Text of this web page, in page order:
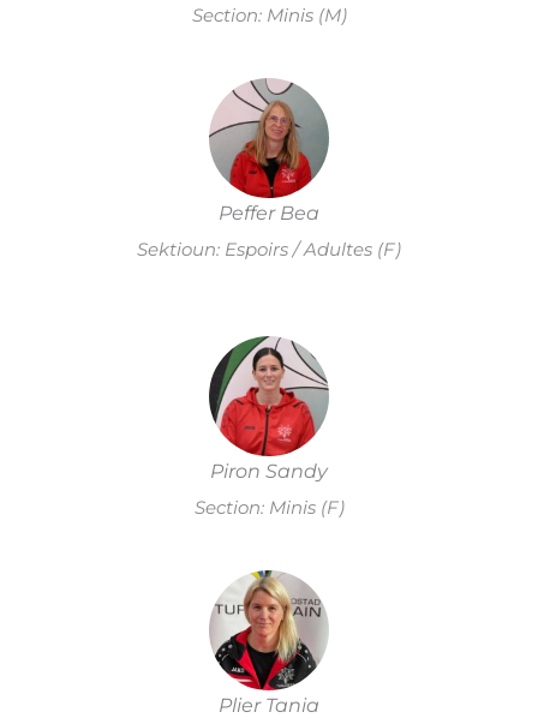
Section: Minis (M)
Peffer Bea
Sektioun: Espoirs / Adultes (F)
Piron Sandy
Section: Minis (F)
Plier Tania